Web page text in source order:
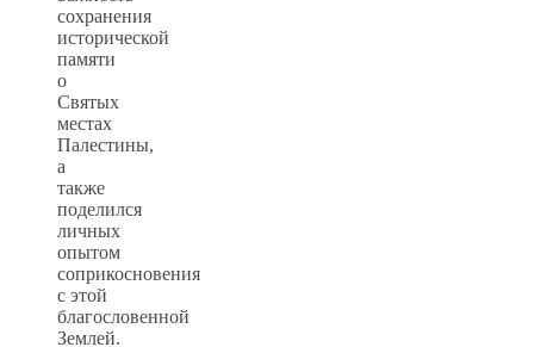
сохранения
исторической
памяти
о
Святых
местах
Палестины,
а
также
поделился
личных
опытом
соприкосновения
с этой
благословенной
Землей.